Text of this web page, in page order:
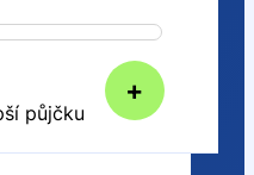
+
půjčku